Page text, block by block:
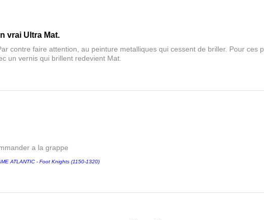
vrai Ultra Mat.
contre faire attention, au peinture metalliques qui cessent de briller. Pour
un vernis qui brillent redevient Mat.
a la grappe
ATLANTIC - Foot Knights (1150-1320)